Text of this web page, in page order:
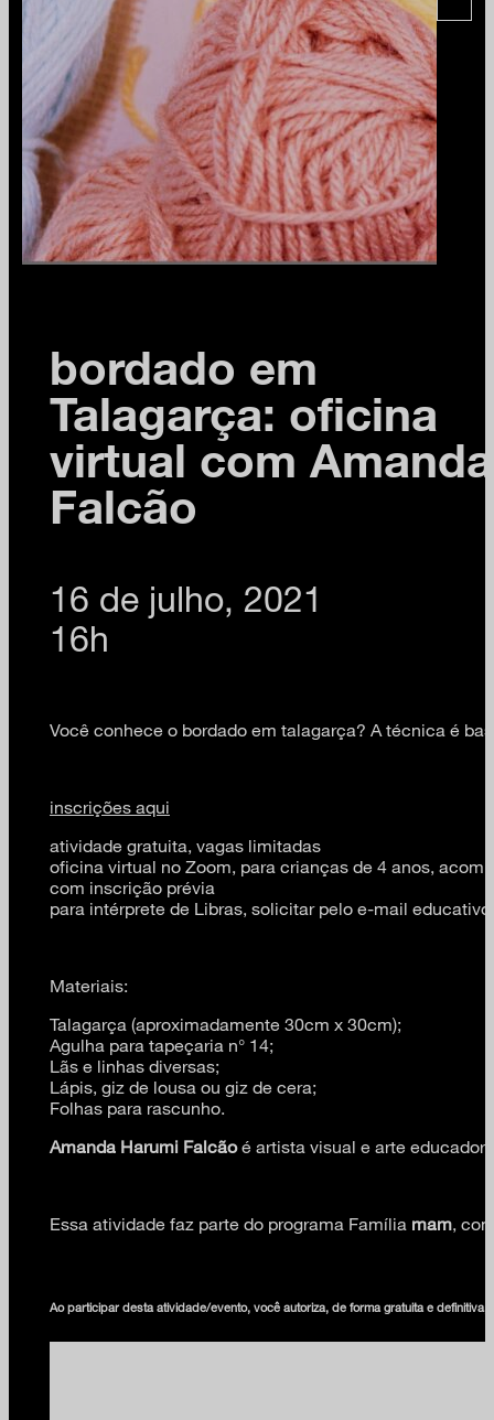
bordado em
Talagarça: oficina
virtual com Amanda
Falcão
16 de julho, 2021
16h
Você conhece o bordado em talagarça? A técnica é
inscrições aqui
atividade gratuita, vagas limitadas
oficina virtual no Zoom, para crianças de 4 anos,
com inscrição prévia
para intérprete de Libras, solicitar pelo e-mail
Materiais:
Talagarça (aproximadamente 30cm x 30cm);
Agulha para tapeçaria n° 14;
Lãs e linhas diversas;
Lápis, giz de lousa ou giz de cera;
Folhas para rascunho.
Amanda Harumi Falcãoé artista visual e arte
Essa atividade faz parte do programa Família mam ,
Ao participar desta atividade/evento, você autoriza, de forma gratuita e